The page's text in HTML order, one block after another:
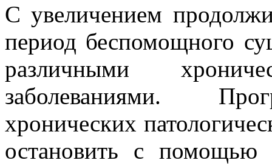
С увеличением
период беспомощного
различными
заболеваниями.
хронических
остановить с помощью